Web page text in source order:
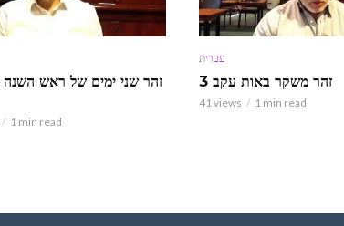
זהר שני ימים של ראש השנה
1 min read
עברית
זהר משקר באות עקב 3
41 views 1 min read